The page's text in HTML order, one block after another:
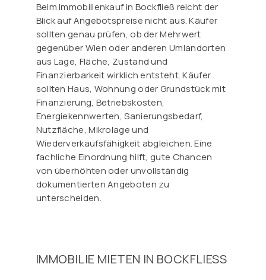
Beim Immobilienkauf in Bockfließ reicht der
Blick auf Angebotspreise nicht aus. Käufer
sollten genau prüfen, ob der Mehrwert
gegenüber Wien oder anderen Umlandorten
aus Lage, Fläche, Zustand und
Finanzierbarkeit wirklich entsteht. Käufer
sollten Haus, Wohnung oder Grundstück mit
Finanzierung, Betriebskosten,
Energiekennwerten, Sanierungsbedarf,
Nutzfläche, Mikrolage und
Wiederverkaufsfähigkeit abgleichen. Eine
fachliche Einordnung hilft, gute Chancen
von überhöhten oder unvollständig
dokumentierten Angeboten zu
unterscheiden.
IMMOBILIE MIETEN IN BOCKFLIESS